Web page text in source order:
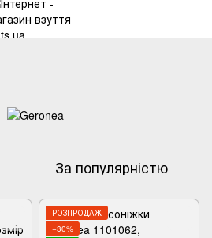
За популярністю
РОЗПРОДАЖ
−30%